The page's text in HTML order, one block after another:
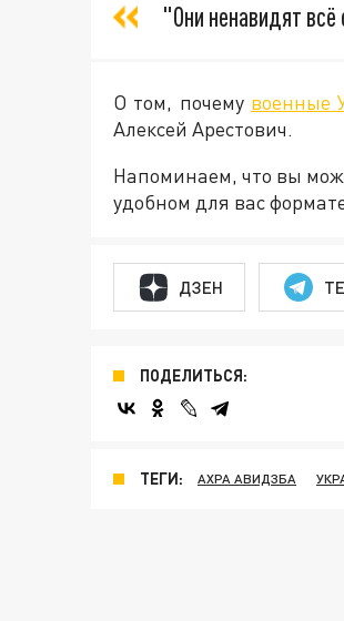
"Они ненавидят всё
О том, почему военные
Алексей Арестович.
Напоминаем, что вы
удобном для вас
ДЗЕН
ПОДЕЛИТЬСЯ:
ТЕГИ: АХРА АВИДЗБА